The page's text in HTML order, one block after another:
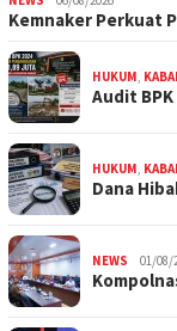
Kemnaker Perkuat
HUKUM,
Audit
HUKUM,
Dana
NEWS 01/08/